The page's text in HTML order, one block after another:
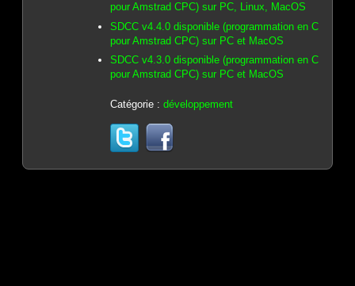
pour Amstrad CPC) sur PC, Linux, MacOS
SDCC v4.4.0 disponible (programmation en C
pour Amstrad CPC) sur PC et MacOS
SDCC v4.3.0 disponible (programmation en C
pour Amstrad CPC) sur PC et MacOS
Catégorie : développement